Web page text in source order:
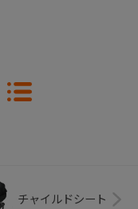
チャイルドシート